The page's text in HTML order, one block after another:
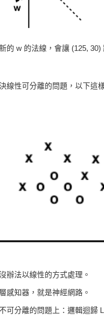
的 w 的法線，會讓 (125, 30)
線性可分離的問題，以下這
辦法以線性的方式處理。
感知器，就是神經網路。
可分離的問題上：邏輯迴歸